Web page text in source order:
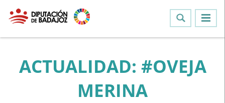
ACTUALIDAD: #OVEJA
MERINA